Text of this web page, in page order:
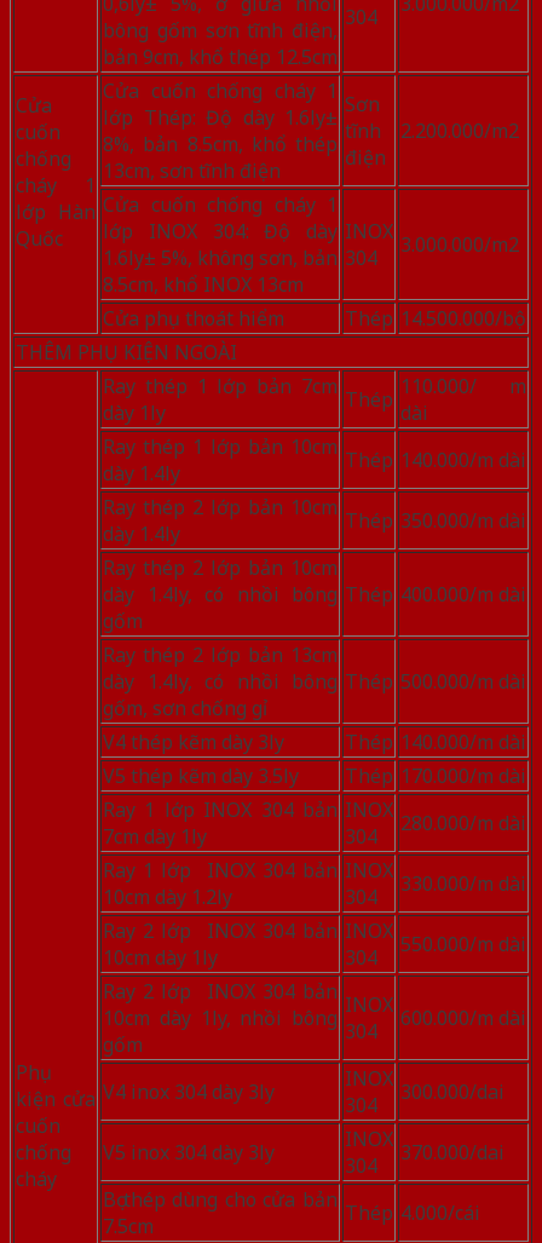
bông gốm sơn tĩnh điện,
bản 9cm, khổ thép 12.5cm
304
Cửa
cuốn
chống
cháy 1
lớp Hàn
Quốc
Cửa cuốn chống cháy 1
lớp Thép: Độ dày 1.6ly±
8%, bản 8.5cm, khổ thép
13cm, sơn tĩnh điện
Sơn
tĩnh
điện
2.200.000/m2
Cửa cuốn chống cháy 1
lớp INOX 304: Độ dày
1.6ly± 5%, không sơn, bản
8.5cm, khổ INOX 13cm
INOX
304
3.000.000/m2
Cửa phụ thoát hiểm Thép 14.500.000/bộ
THÊM PHỤ KIỆN NGOÀI
Phụ
kiện cửa
cuốn
chống
cháy
Ray thép 1 lớp bản 7cm
dày 1ly
Thép 110.000/ m
dài
Ray thép 1 lớp bản 10cm
dày 1.4ly
Thép 140.000/m dài
Ray thép 2 lớp bản 10cm
dày 1.4ly
Thép 350.000/m dài
Ray thép 2 lớp bản 10cm
dày 1.4ly, có nhồi bông
gốm
Thép 400.000/m dài
Ray thép 2 lớp bản 13cm
dày 1.4ly, có nhồi bông
gốm, sơn chống gỉ
Thép 500.000/m dài
V4 thép kẽm dày 3ly Thép 140.000/m dài
V5 thép kẽm dày 3.5ly
Thép 170.000/m dài
Ray 1 lớp INOX 304 bản
7cm dày 1ly
INOX
304
280.000/m dài
Ray 1 lớp INOX 304 bản
10cm dày 1.2ly
INOX
304
330.000/m dài
Ray 2 lớp INOX 304 bản
10cm dày 1ly
INOX
304
550.000/m dài
Ray 2 lớp INOX 304 bản
10cm dày 1ly, nhồi bông
gốm
INOX
304
600.000/m dài
V4 inox 304 dày 3ly
INOX
304
300.000/dai
V5 inox 304 dày 3ly
INOX
304
370.000/dai
Bọ thép dùng cho cửa bản
7.5cm
Thép 4.000/cái